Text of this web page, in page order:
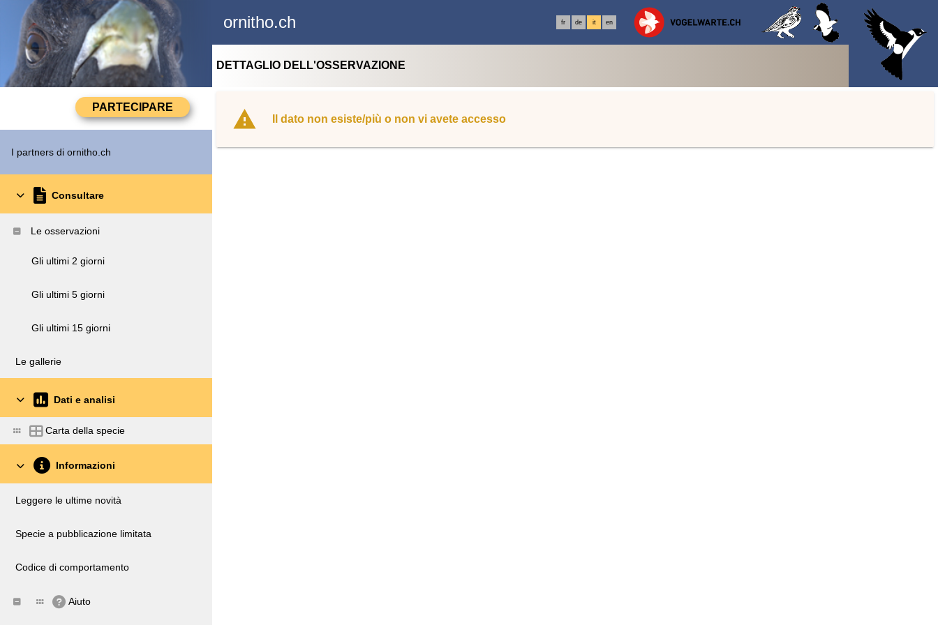
ornitho.ch fr de it en
I partners di ornitho.ch
Consultare
Le osservazioni
Gli ultimi 2 giorni
Gli ultimi 5 giorni
Gli ultimi 15 giorni
Le gallerie
Dati e analisi
Carta della specie
Informazioni
Leggere le ultime novità
Specie a pubblicazione limitata
Codice di comportamento
Aiuto
DETTAGLIO DELL'OSSERVAZIONE
Il dato non esiste/più o non vi avete accesso